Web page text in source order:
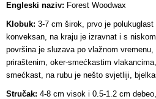
Engleski naziv: Forest Woodwax
Klobuk: 3-7 cm širok, prvo je
konveksan, na kraju je izravnat i s
površina je sluzava po vlažnom
priraštenim, oker-smećkastim
smećkast, na rubu je nešto svjetliji,
Stručak: 4-8 cm visok i 0.5-1.2 cm